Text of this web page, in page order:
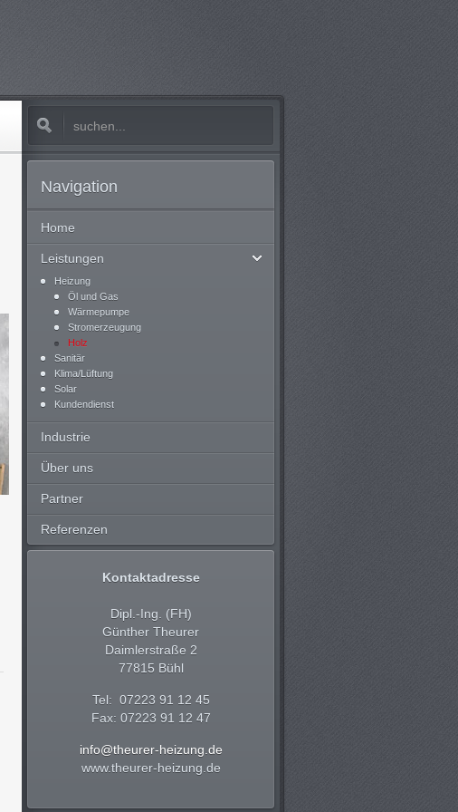
Navigation
Home
Leistungen
Heizung
Öl und Gas
Wärmepumpe
Stromerzeugung
Holz
Sanitär
Klima/Lüftung
Solar
Kundendienst
Industrie
Über uns
Partner
Referenzen
Kontaktadresse
Dipl.-Ing. (FH)
Günther Theurer
Daimlerstraße 2
77815 Bühl
Tel: 07223 91 12 45
Fax: 07223 91 12 47
info@theurer-heizung.de
www.theurer-heizung.de